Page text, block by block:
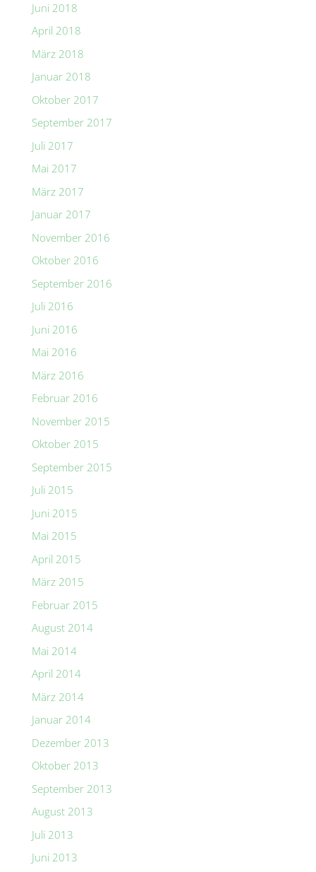
Juni 2018
April 2018
März 2018
Januar 2018
Oktober 2017
September 2017
Juli 2017
Mai 2017
März 2017
Januar 2017
November 2016
Oktober 2016
September 2016
Juli 2016
Juni 2016
Mai 2016
März 2016
Februar 2016
November 2015
Oktober 2015
September 2015
Juli 2015
Juni 2015
Mai 2015
April 2015
März 2015
Februar 2015
August 2014
Mai 2014
April 2014
März 2014
Januar 2014
Dezember 2013
Oktober 2013
September 2013
August 2013
Juli 2013
Juni 2013